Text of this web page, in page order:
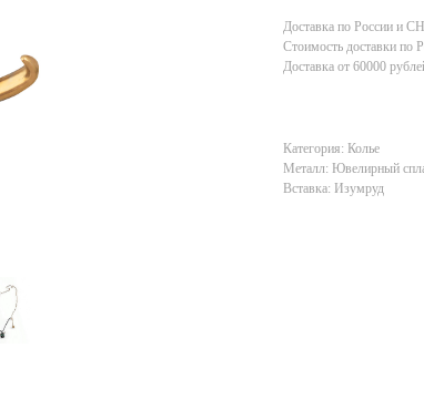
Доставка по России и
Стоимость доставки по
Доставка от 60000
Категория: Колье
Металл: Ювелирный
Вставка: Изумруд